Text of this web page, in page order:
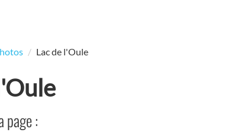
Lac de l'Oule
page :